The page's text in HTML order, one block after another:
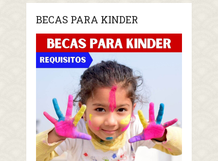
BECAS PARA KINDER